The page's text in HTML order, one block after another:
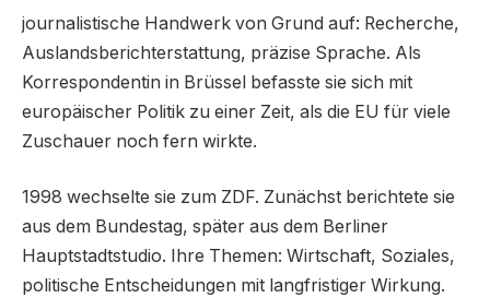
journalistische Handwerk von Grund auf: Recherche,
Auslandsberichterstattung, präzise Sprache. Als
Korrespondentin in Brüssel befasste sie sich mit
europäischer Politik zu einer Zeit, als die EU für viele
Zuschauer noch fern wirkte.
1998 wechselte sie zum ZDF. Zunächst berichtete sie
aus dem Bundestag, später aus dem Berliner
Hauptstadtstudio. Ihre Themen: Wirtschaft, Soziales,
politische Entscheidungen mit langfristiger Wirkung.